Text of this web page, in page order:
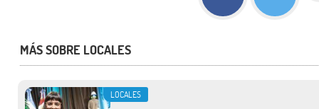
MÁS SOBRE LOCALES
LOCALES